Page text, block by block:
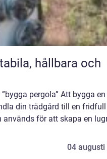
hållbara och
pergola” Att bygga en
din trädgård till en
används för att skapa en
04 augusti